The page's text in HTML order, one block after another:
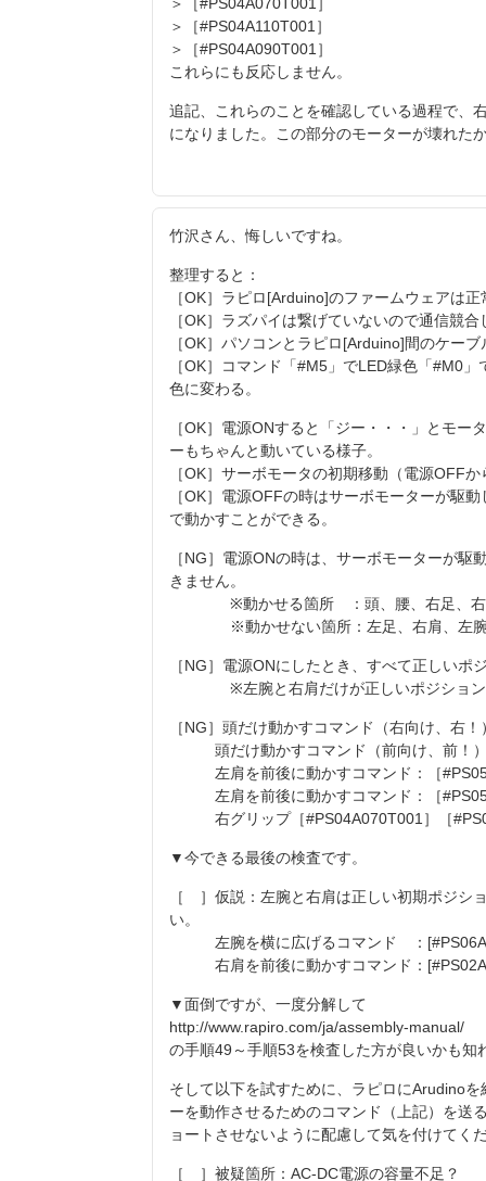
＞［#PS04A110T001］
＞［#PS04A090T001］
これらにも反応しません。
追記、これらのことを確認している過程で、
になりました。この部分のモーターが壊れた
竹沢さん、悔しいですね。
整理すると：
［OK］ラピロ[Arduino]のファームウェアは正
［OK］ラズパイは繋げていないので通信競合
［OK］パソコンとラピロ[Arduino]間のケー
［OK］コマンド「#M5」でLED緑色「#M0
色に変わる。
［OK］電源ONすると「ジー・・・」とモ
ーもちゃんと動いている様子。
［OK］サーボモータの初期移動（電源OFF
［OK］電源OFFの時はサーボモーターが駆
で動かすことができる。
［NG］電源ONの時は、サーボモーターが
きません。
※動かせる箇所 ：頭、腰、右足、
※動かせない箇所：左足、右肩、左腕
［NG］電源ONにしたとき、すべて正しいポ
※左腕と右肩だけが正しいポジションに
［NG］頭だけ動かすコマンド（右向け、右
頭だけ動かすコマンド（前向け、前！）
左肩を前後に動かすコマンド：［
左肩を前後に動かすコマンド：［
右グリップ［#PS04A070T001］［
▼今できる最後の検査です。
［ ］仮説：左腕と右肩は正しい初期ポジシ
い。
左腕を横に広げるコマンド ：
右肩を前後に動かすコマンド：
▼面倒ですが、一度分解して
http://www.rapiro.com/ja/assembly-manual/
の手順49～手順53を検査した方が良いかも知
そして以下を試すために、ラピロにArudino
ーを動作させるためのコマンド（上記）を送
ョートさせないように配慮して気を付けてく
［ ］被疑箇所：AC-DC電源の容量不足？